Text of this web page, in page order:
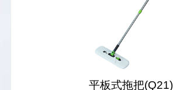
粘尘地板胶N11